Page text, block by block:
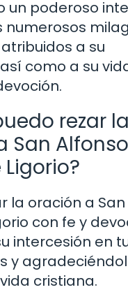
un poderoso
numerosos
a su
como a su
rezar la
San Alfonso
la oración a
con fe y
intercesión en
y
cristiana.